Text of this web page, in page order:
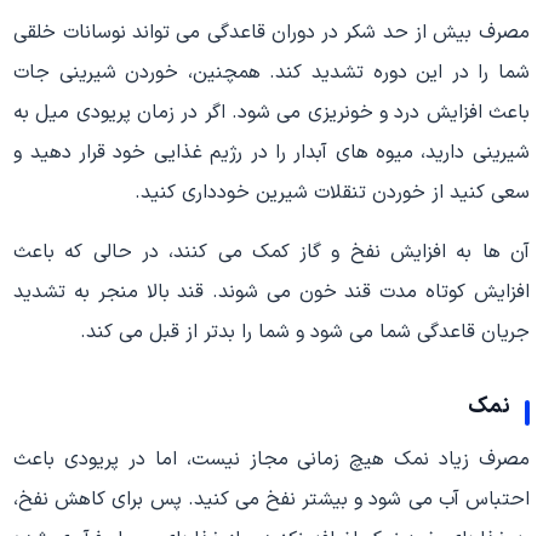
مصرف بیش از حد شکر در دوران قاعدگی می تواند نوسانات خلقی
شما را در این دوره تشدید کند. همچنین، خوردن شیرینی جات
باعث افزایش درد و خونریزی می شود. اگر در زمان پریودی میل به
شیرینی دارید، میوه های آبدار را در رژیم غذایی خود قرار دهید و
سعی کنید از خوردن تنقلات شیرین خودداری کنید.
آن ها به افزایش نفخ و گاز کمک می کنند، در حالی که باعث
افزایش کوتاه مدت قند خون می شوند. قند بالا منجر به تشدید
جریان قاعدگی شما می شود و شما را بدتر از قبل می کند.
نمک
مصرف زیاد نمک هیچ زمانی مجاز نیست، اما در پریودی باعث
احتباس آب می شود و بیشتر نفخ می کنید. پس برای کاهش نفخ،